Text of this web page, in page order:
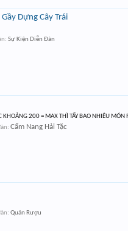
Dựng Cây Trái
Sự Kiện Diễn Đàn
200 = MAX THÌ TẨY BAO NHIÊU
Cẩm Nang Hải Tặc
Quán Rượu